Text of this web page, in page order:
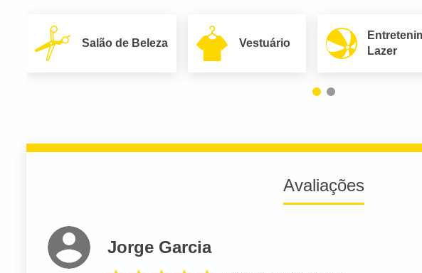
Salão de Beleza Vestuário
Lazer
Avaliações
Jorge Garcia